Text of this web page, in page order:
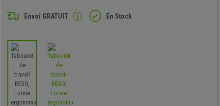
Envoi GRATUIT En Stock